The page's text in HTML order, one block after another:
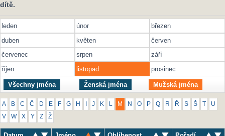
dítě.
leden únor
březen
duben
květen
červen
červenec
srpen
září
říjen
listopad prosinec
Všechny jména Ženská jména Mužská jména
A B C Č D E F G H J K M N O P Q R Ř S Š U
V W X Y Z Ž